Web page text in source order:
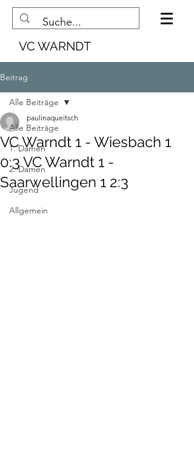
VC WARNDT
Beitrag
Alle Beiträge
1. Damen
2. Damen
Jugend
Allgemein
Alle Beiträge
VC Warndt 1 - Wiesbach 1
0:3 VC Warndt 1 -
Saarwellingen 1 2:3
paulinaqueitsch